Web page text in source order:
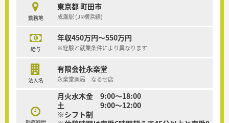
勤務地
東京都 町田市
成瀬駅 (JR横浜線)
給与
年収450万円～550万円
※経験と就業条件により異なります
法人名
有限会社永楽堂
永楽堂薬局 なるせ店
月火水木金 9:00～18:00
土 9:00～12:00
※シフト制